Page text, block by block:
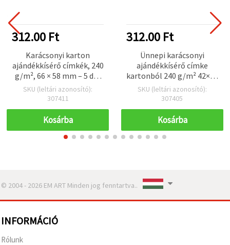
312.00 Ft
Karácsonyi karton
ajándékkísérő címkék, 240
g/m², 66 × 58 mm – 5 db-
os csomag
SKU (leltári azonosító):
307411
Kosárba
312.00 Ft
Ünnepi karácsonyi
ajándékkísérő címke
kartonból 240 g/m² 42×42
mm – 5 db –
ajándékcsomagoláshoz,
karácsonyi kreatív hobby
SKU (leltári azonosító):
307405
Kosárba
© 2004 - 2026 EM ART Minden jog fenntartva..
INFORMÁCIÓ
Rólunk